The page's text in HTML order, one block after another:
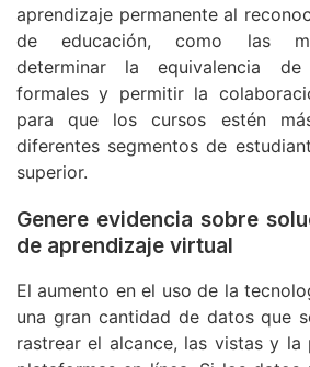
aprendizaje permanente al
de educación, como las
determinar la equivalencia
formales y permitir la
para que los cursos estén
diferentes segmentos de
superior.
Genere evidencia sobre
de aprendizaje virtual
El aumento en el uso de la
una gran cantidad de datos que
rastrear el alcance, las vistas y